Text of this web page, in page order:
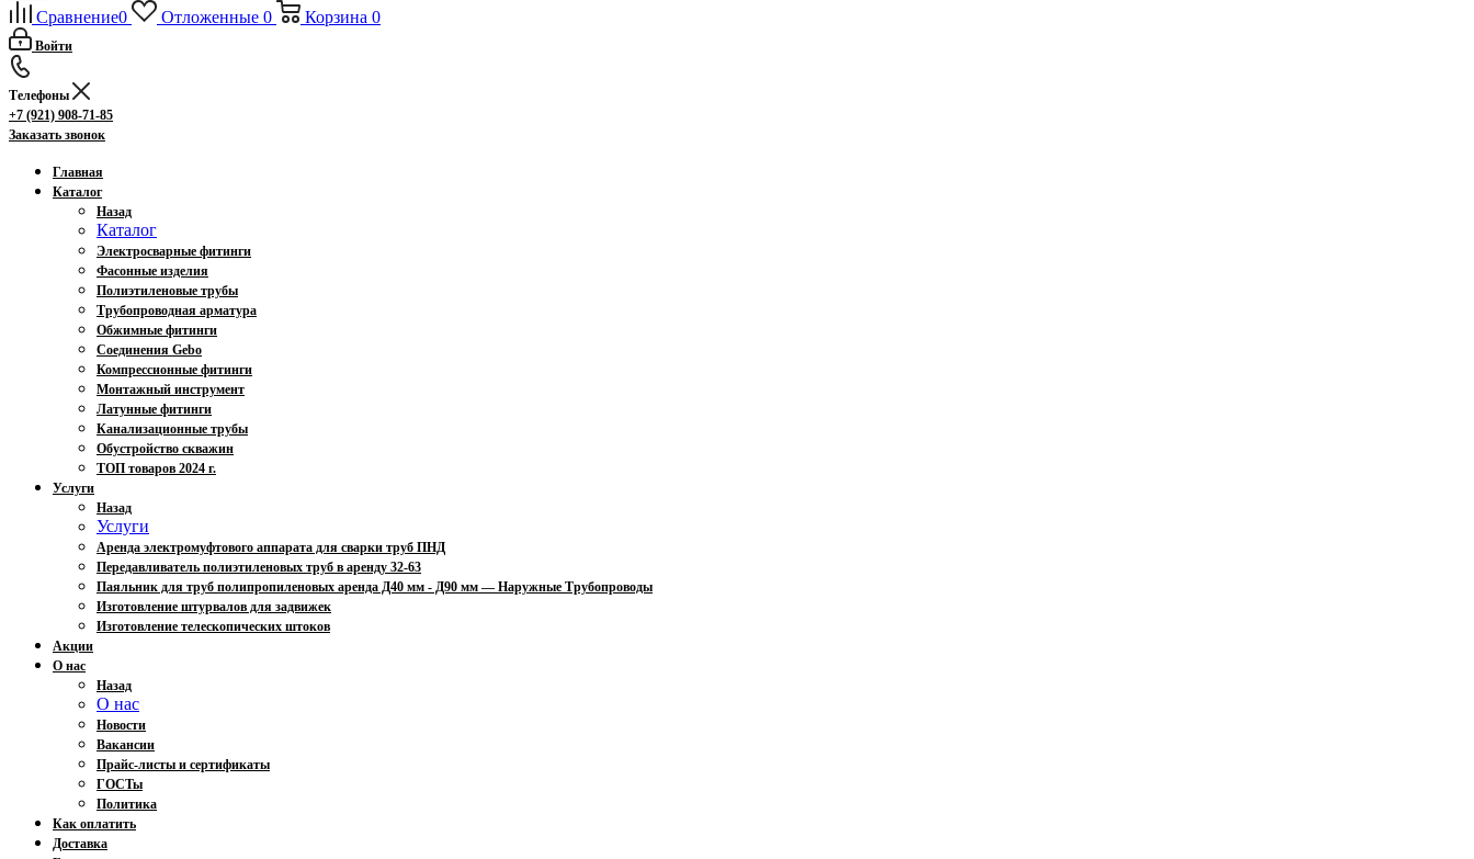
Сравнение0 Отложенные 0 Корзина 0
Войти
Телефоны
+7 (921) 908-71-85
Заказать звонок
Главная
Каталог
Назад
Каталог
Электросварные фитинги
Фасонные изделия
Полиэтиленовые трубы
Трубопроводная арматура
Обжимные фитинги
Соединения Gebo
Компрессионные фитинги
Монтажный инструмент
Латунные фитинги
Канализационные трубы
Обустройство скважин
ТОП товаров 2024 г.
Услуги
Назад
Услуги
Аренда электромуфтового аппарата для сварки труб ПНД
Передавливатель полиэтиленовых труб в аренду 32-63
Паяльник для труб полипропиленовых аренда Д40 мм - Д90 мм — Наружные Трубопроводы
Изготовление штурвалов для задвижек
Изготовление телескопических штоков
Акции
О нас
Назад
О нас
Новости
Вакансии
Прайс-листы и сертификаты
ГОСТы
Политика
Как оплатить
Доставка